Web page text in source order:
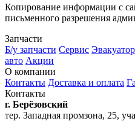
Копирование информации с
письменного разрешения
Запчасти
Б/у запчасти Сервис
авто Акции
О компании
Контакты Доставка и оплата
Контакты
г. Берёзовский
тер. Западная промзона, 25,